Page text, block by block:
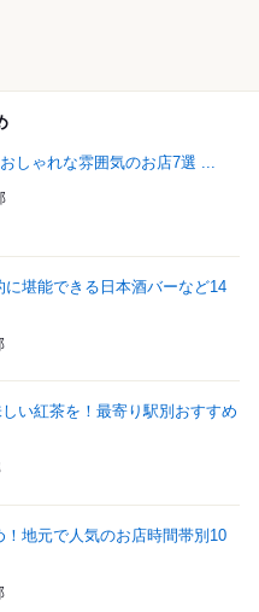
しゃれな雰囲気のお店7選 ...
堪能できる日本酒バーなど14
い紅茶を！最寄り駅別おすすめ
地元で人気のお店時間帯別10